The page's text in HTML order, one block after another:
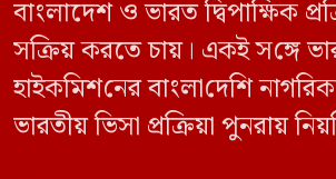
বাংলাদেশ ও ভারত দ্বিপাক্ষিক
সক্রিয় করতে চায়। একই স‌ঙ্গে
হাইক‌মিশ‌নের বাংলা‌দে‌শি
ভারতীয় ভিসা প্রক্রিয়া পুনরায়